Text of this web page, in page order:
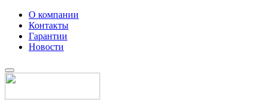
О компании
Контакты
Гарантии
Новости
Переключить
навигацию